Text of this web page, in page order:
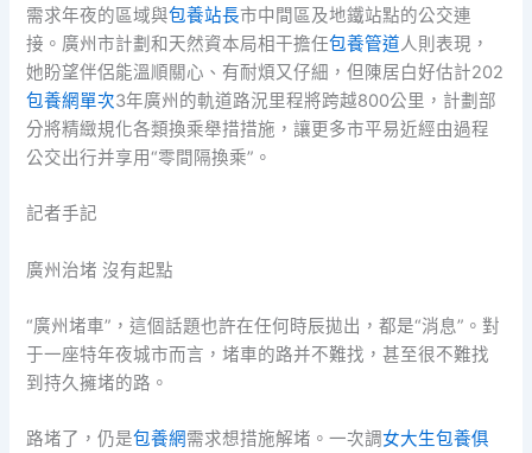
需求年夜的區域與包養站長市中間區及地鐵站點的公交連
接。廣州市計劃和天然資本局相干擔任包養管道人則表現，
她盼望伴侶能溫順關心、有耐煩又仔細，但陳居白好估計202
包養網單次3年廣州的軌道路況里程將跨越800公里，計劃部
分將精緻規化各類換乘舉措措施，讓更多市平易近經由過程
公交出行并享用“零間隔換乘”。
記者手記
廣州治堵 沒有起點
“廣州堵車”，這個話題也許在任何時辰拋出，都是“消息”。對
于一座特年夜城市而言，堵車的路并不難找，甚至很不難找
到持久擁堵的路。
路堵了，仍是包養網需求想措施解堵。一次調女大生包養俱